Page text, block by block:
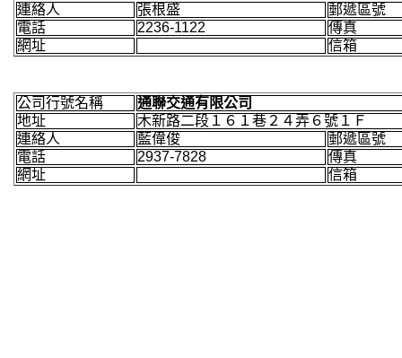
連絡人
張根盛
郵遞區號
電話
2236-1122
傳真
網址
信箱
公司行號名稱
通聯交通有限公司
地址
木新路二段１６１巷２４弄６號１Ｆ
連絡人
藍偉俊
郵遞區號
電話
2937-7828
傳真
網址
信箱